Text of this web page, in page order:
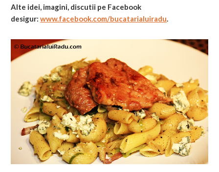
Alte idei, imagini, discutii pe Facebook
desigur:www.facebook.com/bucatarialuiradu